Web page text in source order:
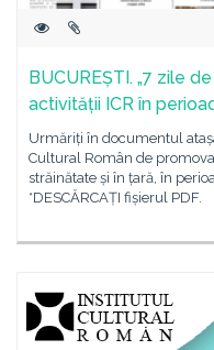
BUCUREȘTI. „7 zile
activității ICR în
Urmăriți în documentul
Cultural Român de
străinătate și în țară, în
*DESCĂRCAȚI fișierul PDF.